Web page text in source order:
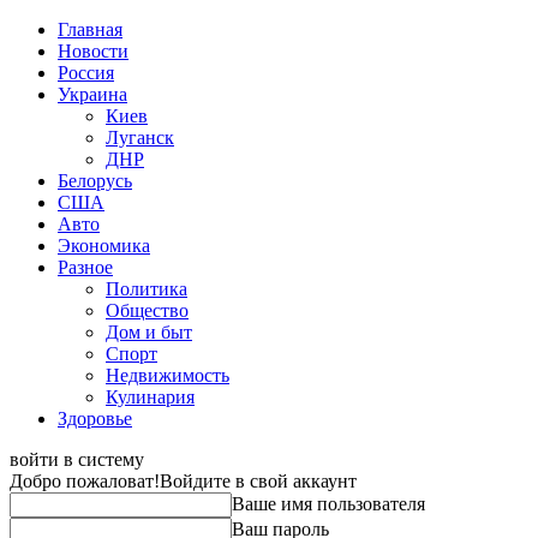
Главная
Новости
Россия
Украина
Киев
Луганск
ДНР
Белорусь
США
Авто
Экономика
Разное
Политика
Общество
Дом и быт
Спорт
Недвижимость
Кулинария
Здоровье
войти в систему
Добро пожаловат!Войдите в свой аккаунт
Ваше имя пользователя
Ваш пароль